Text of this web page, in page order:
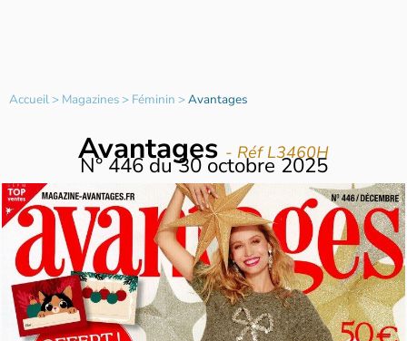
Accueil> Magazines> Féminin >Avantages
Avantages - Réf L3460H
N°446du30 octobre 2025